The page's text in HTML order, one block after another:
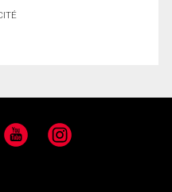
YouTube Instagram